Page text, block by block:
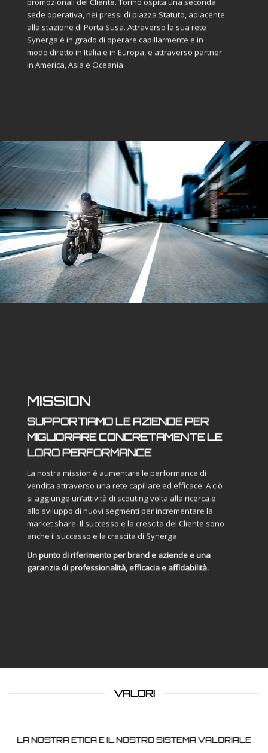
sede operativa, nei pressi di piazza Statuto, adiacente
alla stazione di Porta Susa. Attraverso la sua rete
Synerga è in grado di operare capillarmente e in
modo diretto in Italia e in Europa, e attraverso partner
in America, Asia e Oceania.
MISSION
SUPPORTIAMO LE AZIENDE PER
MIGLIORARE CONCRETAMENTE LE
LORO PERFORMANCE
La nostra mission è aumentare le performance di
vendita attraverso una rete capillare ed efficace. A ciò
si aggiunge un’attività di scouting volta alla ricerca e
allo sviluppo di nuovi segmenti per incrementare la
market share. Il successo e la crescita del Cliente sono
anche il successo e la crescita di Synerga.
Un punto di riferimento per brand e aziende e una
garanzia di professionalità, efficacia e affidabilità.
VALORI
LA NOSTRA ETICA E IL NOSTRO SISTEMA VALORIALE